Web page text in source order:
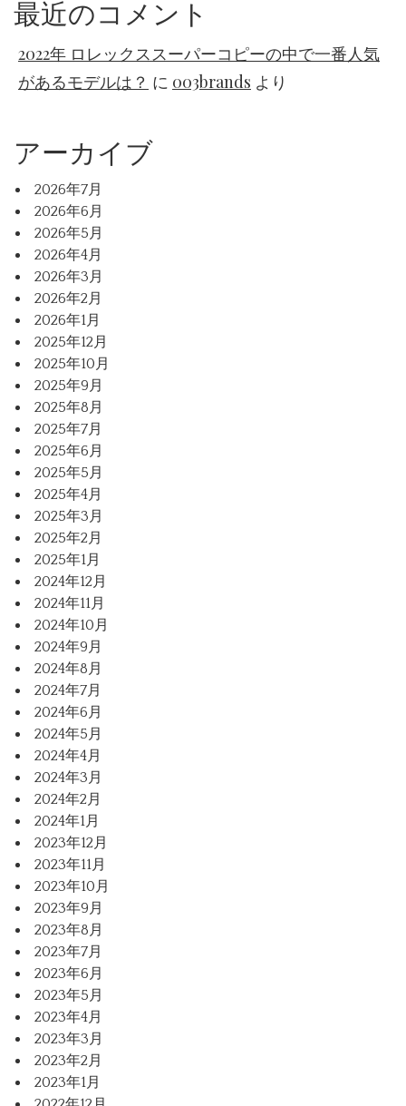
最近のコメント
2022年 ロレックススーパーコピーの中で一番人気
があるモデルは？ に 003brands より
アーカイブ
2026年7月
2026年6月
2026年5月
2026年4月
2026年3月
2026年2月
2026年1月
2025年12月
2025年10月
2025年9月
2025年8月
2025年7月
2025年6月
2025年5月
2025年4月
2025年3月
2025年2月
2025年1月
2024年12月
2024年11月
2024年10月
2024年9月
2024年8月
2024年7月
2024年6月
2024年5月
2024年4月
2024年3月
2024年2月
2024年1月
2023年12月
2023年11月
2023年10月
2023年9月
2023年8月
2023年7月
2023年6月
2023年5月
2023年4月
2023年3月
2023年2月
2023年1月